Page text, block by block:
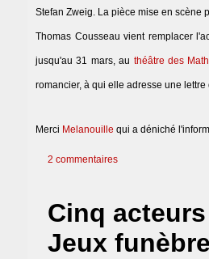
Stefan Zweig. La pièce mise en scène
Thomas Cousseau vient remplacer
jusqu'au 31 mars, au théâtre des
romancier, à qui elle adresse une
Merci Melanouille qui a déniché
2 commentaires
Cinq
Jeux